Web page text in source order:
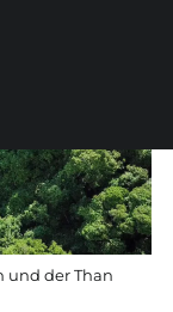
und der Than